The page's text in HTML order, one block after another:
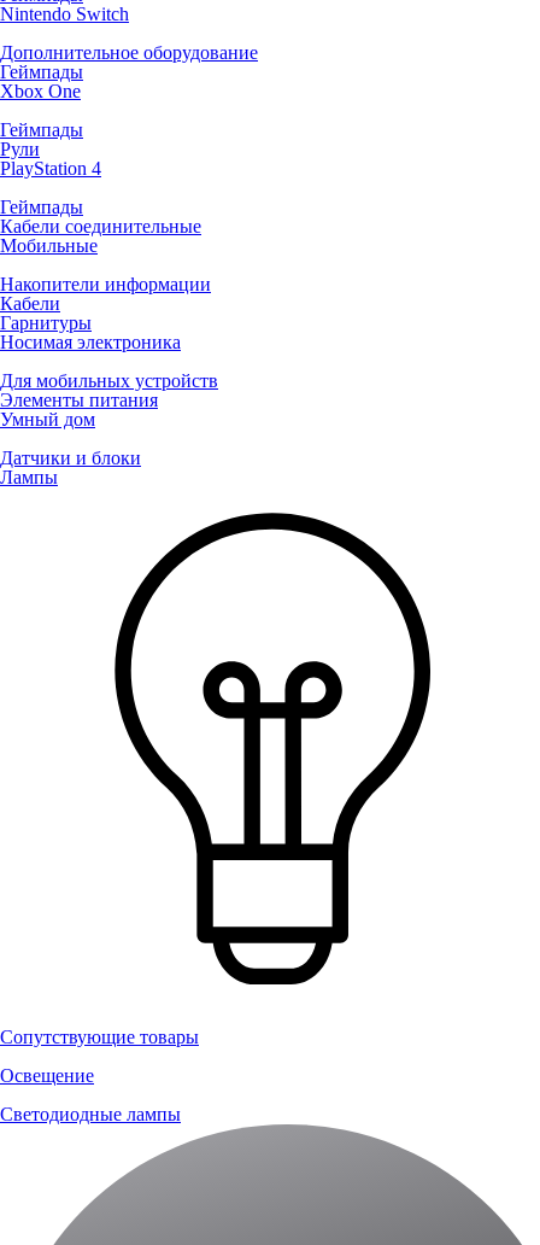
Nintendo Switch
Дополнительное оборудование
Геймпады
Xbox One
Геймпады
Рули
PlayStation 4
Геймпады
Кабели соединительные
Мобильные
Накопители информации
Кабели
Гарнитуры
Носимая электроника
Для мобильных устройств
Элементы питания
Умный дом
Датчики и блоки
Лампы
Сопутствующие товары
Освещение
Светодиодные лампы